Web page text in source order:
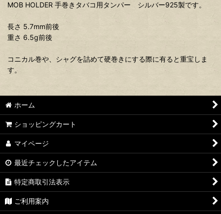
MOB HOLDER 手巻きタバコ用タンパー シルバー925製です。
長さ 5.7mm前後
重さ 6.5g前後
コニカル巻や、シャグを詰めて硬巻きにする際に有ると重宝しま
す。
ホーム
ショッピングカート
マイページ
最近チェックしたアイテム
特定商取引法表示
ご利用案内